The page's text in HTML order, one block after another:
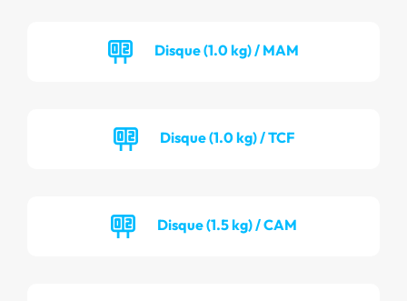
Disque (1.0 kg) / MAM
Disque (1.0 kg) / TCF
Disque (1.5 kg) / CAM